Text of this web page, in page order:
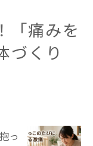
「痛みを
づくり
っ